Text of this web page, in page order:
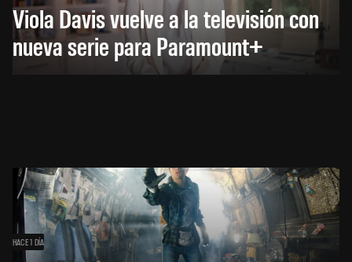
Viola Davis vuelve a la televisión con
nueva serie para Paramount+
HACE 1 DÍA